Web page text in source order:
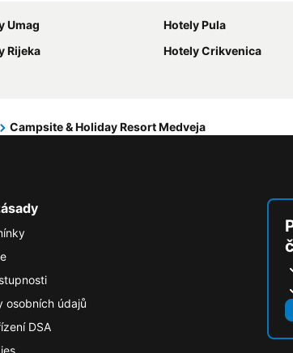
Umag
Hotely Pula
Rijeka
Hotely Crikvenica
Campsite & Holiday Resort Medveja
osobních údajů
DSA